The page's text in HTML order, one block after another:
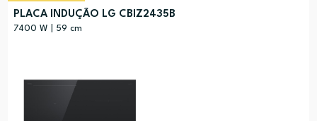
PLACA INDUÇÃO LG CBIZ2435B
7400 W | 59 cm